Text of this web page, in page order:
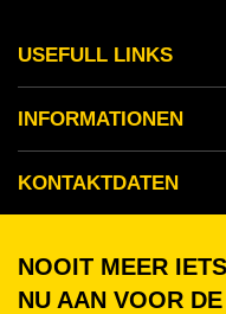
USEFULL LINKS
INFORMATIONEN
KONTAKTDATEN
NOOIT MEER
NU AAN VOOR